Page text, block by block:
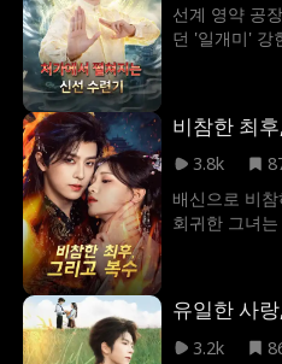
선계 영약 공
던 '일개미' 강
고 보니 이한
에 속아 망나
어간 처지였
행패를 부렸
던 가족의 온
을 다잡는다. '
자.'
비참한 최
3.8k
배신으로 비
회귀한 그녀
유일한 사
3.2k